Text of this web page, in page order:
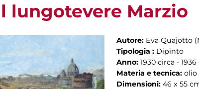
lungotevere Marzio
Autore: Eva Quajotto
Tipologia : Dipinto
Anno: 1930 circa -
Materia e tecnica: olio
Dimensioni: 46 x 55